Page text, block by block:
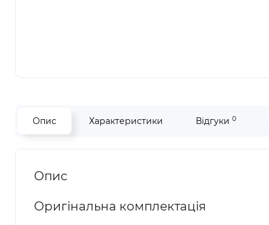
Опис Характеристики Відгуки 0
Опис
Оригінальна комплектація